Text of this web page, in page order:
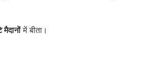
में बीता।